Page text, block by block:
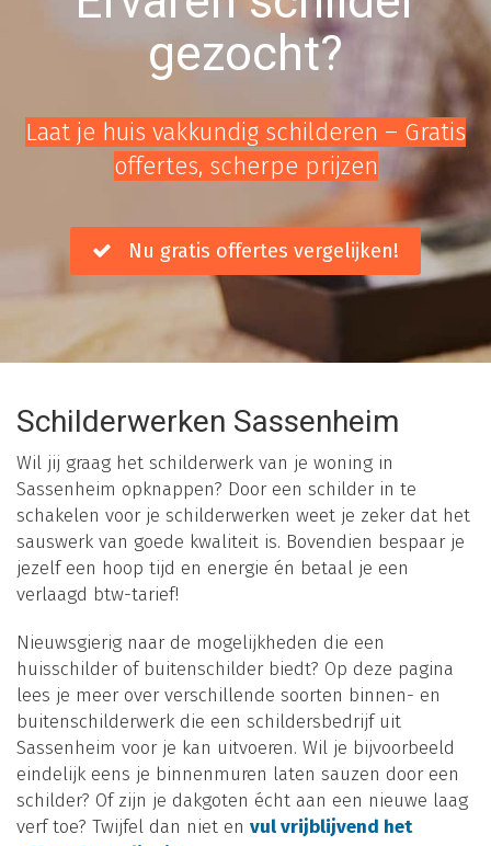
gezocht?
Laat je huis vakkundig schilderen – Gratis
offertes, scherpe prijzen
Nu gratis offertes vergelijken!
Schilderwerken Sassenheim
Wil jij graag het schilderwerk van je woning in
Sassenheim opknappen? Door een schilder in te
schakelen voor je schilderwerken weet je zeker dat het
sauswerk van goede kwaliteit is. Bovendien bespaar je
jezelf een hoop tijd en energie én betaal je een
verlaagd btw-tarief!
Nieuwsgierig naar de mogelijkheden die een
huisschilder of buitenschilder biedt? Op deze pagina
lees je meer over verschillende soorten binnen- en
buitenschilderwerk die een schildersbedrijf uit
Sassenheim voor je kan uitvoeren. Wil je bijvoorbeeld
eindelijk eens je binnenmuren laten sauzen door een
schilder? Of zijn je dakgoten écht aan een nieuwe laag
verf toe? Twijfel dan niet en vul vrijblijvend het